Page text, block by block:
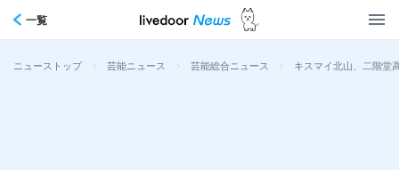
一覧
ニューストップ > 芸能ニュース > 芸能総合ニュース > キスマイ北山、二階堂